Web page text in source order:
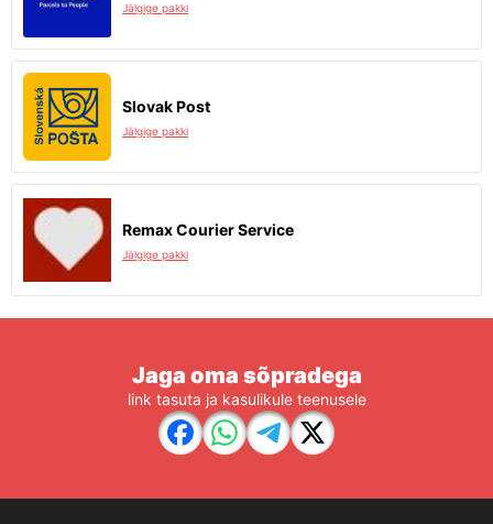
Jälgige pakki
Slovak Post
Jälgige pakki
Remax Courier Service
Jälgige pakki
Jaga oma sõpradega
link tasuta ja kasulikule teenusele